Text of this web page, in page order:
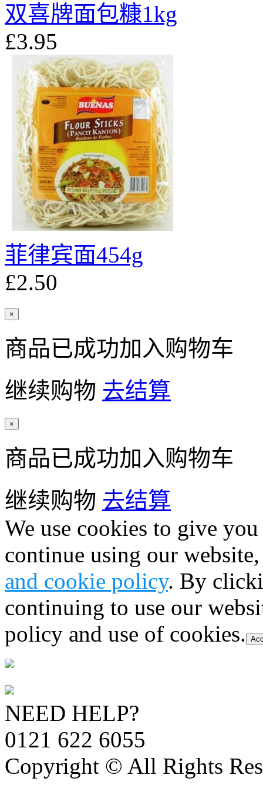
双喜牌面包糠1kg
£3.95
菲律宾面454g
£2.50
×
商品已成功加入购物车
继续购物 去结算
×
商品已成功加入购物车
继续购物 去结算
We use cookies to give
continue using our
and cookie policy. By
continuing to use our
policy and use of cookies.
NEED HELP?
0121 622 6055
Copyright © All Rights